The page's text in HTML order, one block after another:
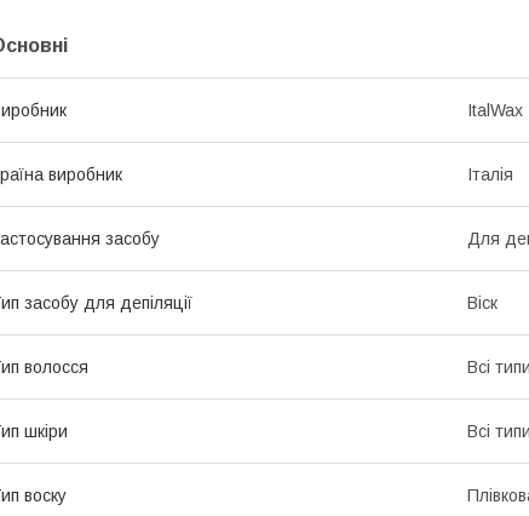
ItalWax
виробник Італія
засобу Для
засобу для депіляції Віск
волосся Всі
шкіри Всі
воску